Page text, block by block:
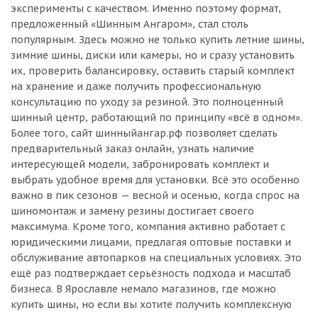
эксперименты с качеством. Именно поэтому формат,
предложенный «Шинным Ангаром», стал столь
популярным. Здесь можно не только купить летние шины,
зимние шины, диски или камеры, но и сразу установить
их, проверить балансировку, оставить старый комплект
на хранение и даже получить профессиональную
консультацию по уходу за резиной. Это полноценный
шинный центр, работающий по принципу «всё в одном».
Более того, сайт шинныйангар.рф позволяет сделать
предварительный заказ онлайн, узнать наличие
интересующей модели, забронировать комплект и
выбрать удобное время для установки. Всё это особенно
важно в пик сезонов — весной и осенью, когда спрос на
шиномонтаж и замену резины достигает своего
максимума. Кроме того, компания активно работает с
юридическими лицами, предлагая оптовые поставки и
обслуживание автопарков на специальных условиях. Это
ещё раз подтверждает серьёзность подхода и масштаб
бизнеса. В Ярославле немало магазинов, где можно
купить шины, но если вы хотите получить комплексную